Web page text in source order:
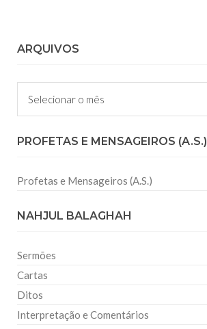
ARQUIVOS
Arquivos
PROFETAS E MENSAGEIROS (A.S.)
Profetas e Mensageiros (A.S.)
NAHJUL BALAGHAH
Sermões
Cartas
Ditos
Interpretação e Comentários